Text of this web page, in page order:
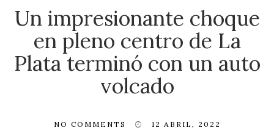
Un impresionante choque
en pleno centro de La
Plata terminó con un auto
volcado
NO COMMENTS 12 ABRIL, 2022